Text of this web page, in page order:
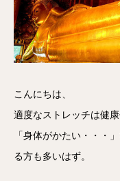
こんにちは、
適度なストレッチは健康
「身体がかたい・・・
る方も多いはず。